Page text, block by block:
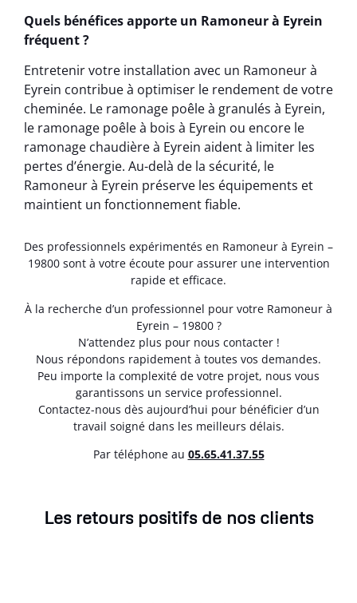
Quels bénéfices apporte un Ramoneur à Eyrein
fréquent ?
Entretenir votre installation avec un Ramoneur à
Eyrein contribue à optimiser le rendement de votre
cheminée. Le ramonage poêle à granulés à Eyrein,
le ramonage poêle à bois à Eyrein ou encore le
ramonage chaudière à Eyrein aident à limiter les
pertes d’énergie. Au-delà de la sécurité, le
Ramoneur à Eyrein préserve les équipements et
maintient un fonctionnement fiable.
Des professionnels expérimentés en Ramoneur à Eyrein –
19800 sont à votre écoute pour assurer une intervention
rapide et efficace.
À la recherche d’un professionnel pour votre Ramoneur à
Eyrein – 19800 ?
N’attendez plus pour nous contacter !
Nous répondons rapidement à toutes vos demandes.
Peu importe la complexité de votre projet, nous vous
garantissons un service professionnel.
Contactez-nous dès aujourd’hui pour bénéficier d’un
travail soigné dans les meilleurs délais.
Par téléphone au 05.65.41.37.55
Les retours positifs de nos clients